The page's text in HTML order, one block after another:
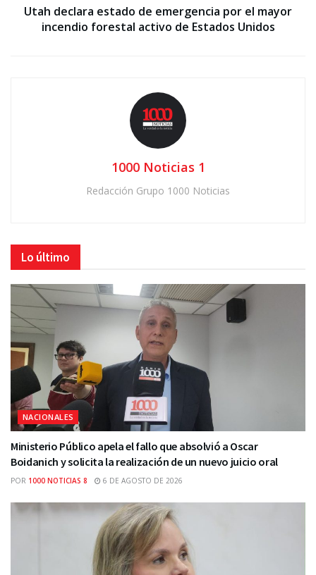
Utah declara estado de emergencia por el mayor
incendio forestal activo de Estados Unidos
1000 Noticias 1
Redacción Grupo 1000 Noticias
Lo último
NACIONALES
Ministerio Público apela el fallo que absolvió a Oscar
Boidanich y solicita la realización de un nuevo juicio oral
POR 1000 NOTICIAS 8 6 DE AGOSTO DE 2026